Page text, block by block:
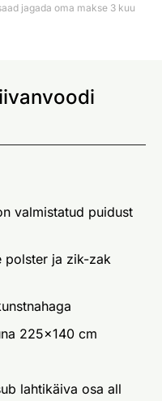
jagada oma makse 3 kuu
valmistatud puidust
polster ja zik-zak
225x140 cm
lahtikäiva osa all